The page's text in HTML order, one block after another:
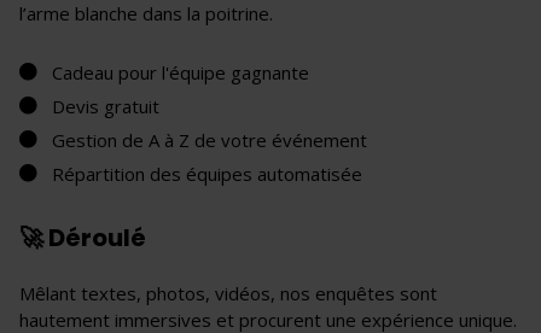
l’arme blanche dans la poitrine.
Cadeau pour l'équipe gagnante
Devis gratuit
Gestion de A à Z de votre événement
Répartition des équipes automatisée
🚀 Déroulé
Mêlant textes, photos, vidéos, nos enquêtes sont
hautement immersives et procurent une expérience unique.